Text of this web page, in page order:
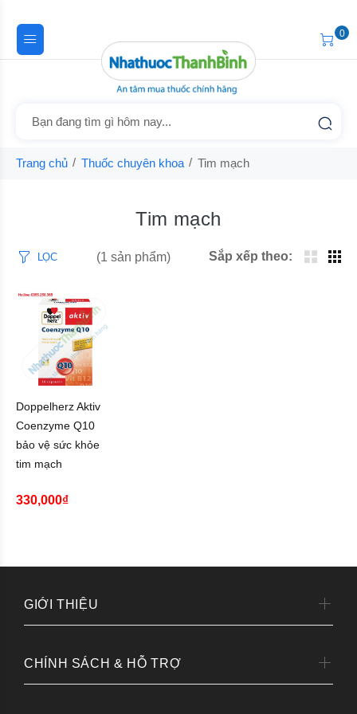
0
Trang chủ Thuốc chuyên khoa Tim mạch
Tim mạch
LỌC (1 sản phẩm) Sắp xếp theo:
Doppelherz Aktiv
Coenzyme Q10
bảo vệ sức khỏe
tim mạch
330,000₫
GIỚI THIỆU
CHÍNH SÁCH & HỖ TRỢ